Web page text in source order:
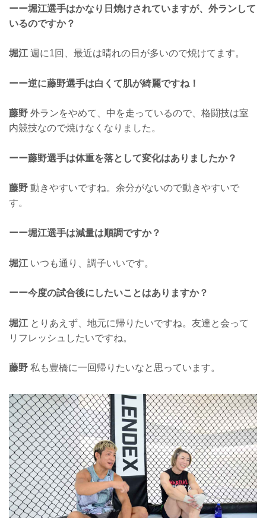
ーー堀江選手はかなり日焼けされていますが、外ランして
いるのですか？
堀江 週に1回、最近は晴れの日が多いので焼けてます。
ーー逆に藤野選手は白くて肌が綺麗ですね！
藤野 外ランをやめて、中を走っているので、格闘技は室
内競技なので焼けなくなりました。
ーー藤野選手は体重を落として変化はありましたか？
藤野 動きやすいですね。余分がないので動きやすいで
す。
ーー堀江選手は減量は順調ですか？
堀江 いつも通り、調子いいです。
ーー今度の試合後にしたいことはありますか？
堀江 とりあえず、地元に帰りたいですね。友達と会って
リフレッシュしたいですね。
藤野 私も豊橋に一回帰りたいなと思っています。